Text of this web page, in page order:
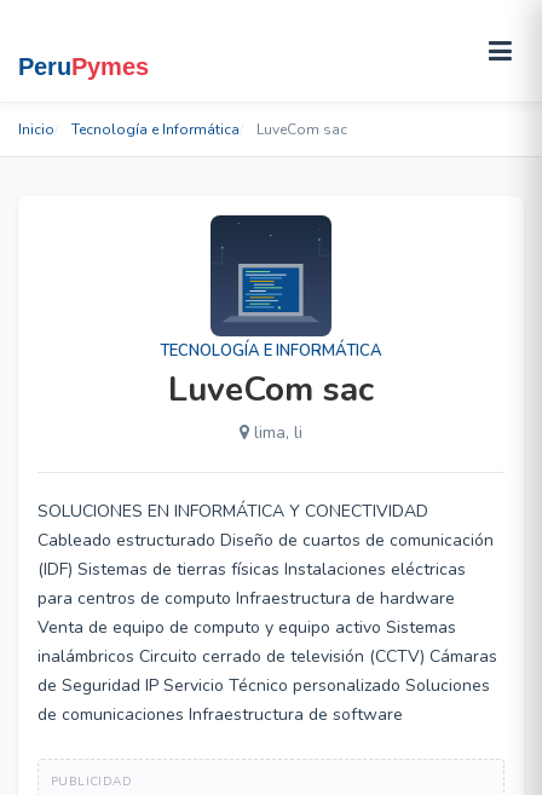
Inicio Tecnología e Informática LuveCom sac
TECNOLOGÍA E INFORMÁTICA
LuveCom sac
lima, li
SOLUCIONES EN INFORMÁTICA Y CONECTIVIDAD
Cableado estructurado Diseño de cuartos de comunicación
(IDF) Sistemas de tierras físicas Instalaciones eléctricas
para centros de computo Infraestructura de hardware
Venta de equipo de computo y equipo activo Sistemas
inalámbricos Circuito cerrado de televisión (CCTV) Cámaras
de Seguridad IP Servicio Técnico personalizado Soluciones
de comunicaciones Infraestructura de software